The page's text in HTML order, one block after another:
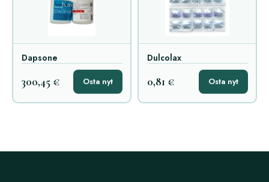
Dapsone
300,45 € Osta nyt
Dulcolax
0,81 € Osta nyt